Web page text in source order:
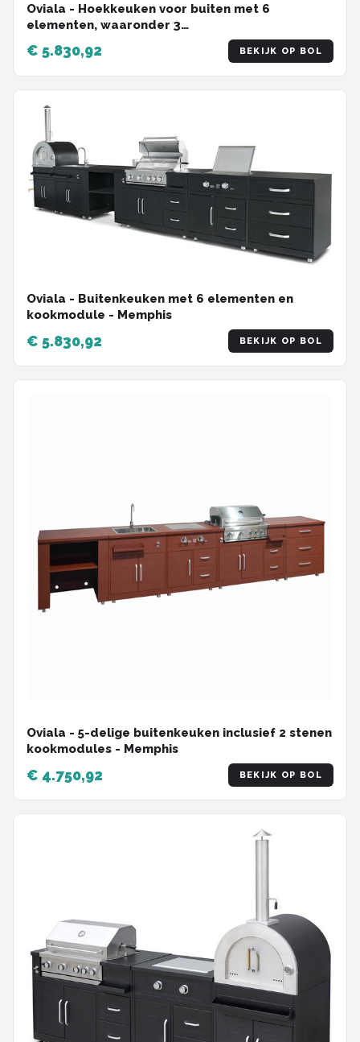
Oviala - Hoekkeuken voor buiten met 6
elementen, waaronder 3
kook-/spoelbakmodules. - Memphis
€ 5.830,92 BEKIJK OP BOL
Oviala - Buitenkeuken met 6 elementen en
kookmodule - Memphis
€ 5.830,92 BEKIJK OP BOL
Oviala - 5-delige buitenkeuken inclusief 2 stenen
kookmodules - Memphis
€ 4.750,92 BEKIJK OP BOL